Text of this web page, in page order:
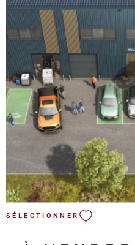
VOIR
SÉLECTIONNER